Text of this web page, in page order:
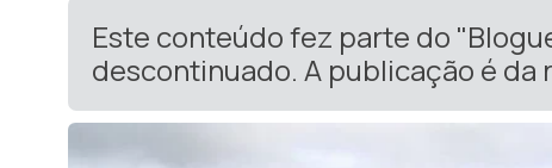
Este conteúdo fez parte do
descontinuado. A publicação é